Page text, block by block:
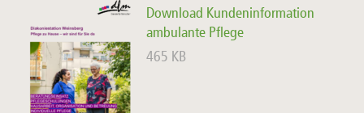
Download Kundeninformation
ambulante Pflege
465 KB